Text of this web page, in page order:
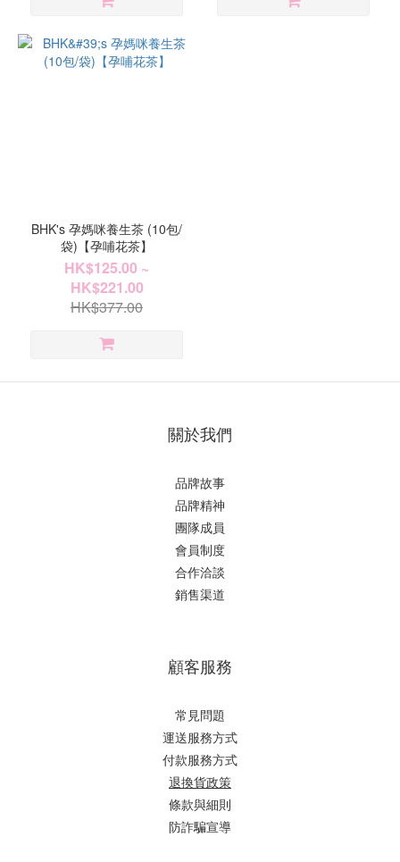
BHK's 孕媽咪養生茶 (10包/
袋)【孕哺花茶】
HK$125.00 ~
HK$221.00
HK$377.00
關於我們
品牌故事
品牌精神
團隊成員
會員制度
合作洽談
銷售渠道
顧客服務
常見問題
運送服務方式
付款服務方式
退換貨政策
條款與細則
防詐騙宣導